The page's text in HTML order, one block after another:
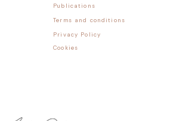
Publications
Terms and conditions
Privacy Policy
Cookies